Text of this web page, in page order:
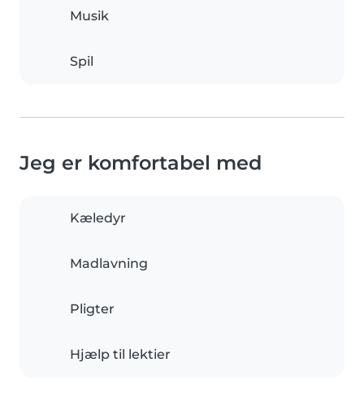
Musik
Spil
Jeg er komfortabel med
Kæledyr
Madlavning
Pligter
Hjælp til lektier